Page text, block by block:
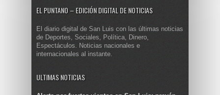
EL PUNTANO – EDICIÓN DIGITAL DE NOTICIAS
El diario digital de San Luis con las últimas noticias
de Deportes, Sociales, Política, Dinero,
Espectáculos. Noticias nacionales e
internacionales al instante.
ULTIMAS NOTICIAS